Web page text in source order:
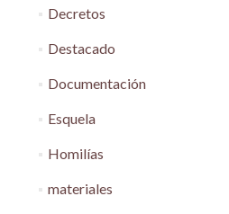
Decretos
Destacado
Documentación
Esquela
Homilías
materiales